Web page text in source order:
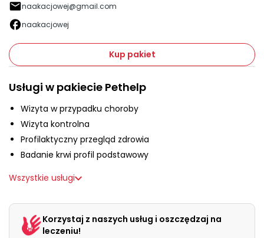
+48 790 277 277
EN
Benefit dla firm
O nas
naakacjowej@gmail.com
naakacjowej
Kup pakiet
Usługi w pakiecie Pethelp
Wizyta w przypadku choroby
Wizyta kontrolna
Profilaktyczny przegląd zdrowia
Badanie krwi profil podstawowy
Wszystkie usługi
Korzystaj z naszych usług i oszczędzaj na
leczeniu!